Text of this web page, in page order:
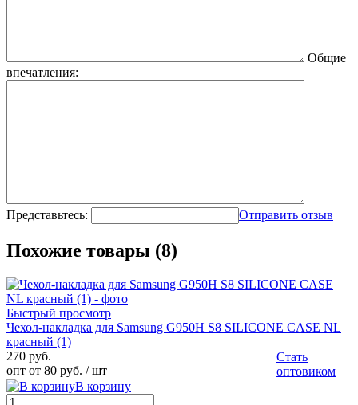
Общие
впечатления:
Представьтесь: Отправить отзыв
Похожие товары (8)
Быстрый просмотр
Чехол-накладка для Samsung G950H S8 SILICONE CASE NL
красный (1)
270 руб.
опт от 80 руб. / шт
Стать
оптовиком
В корзину